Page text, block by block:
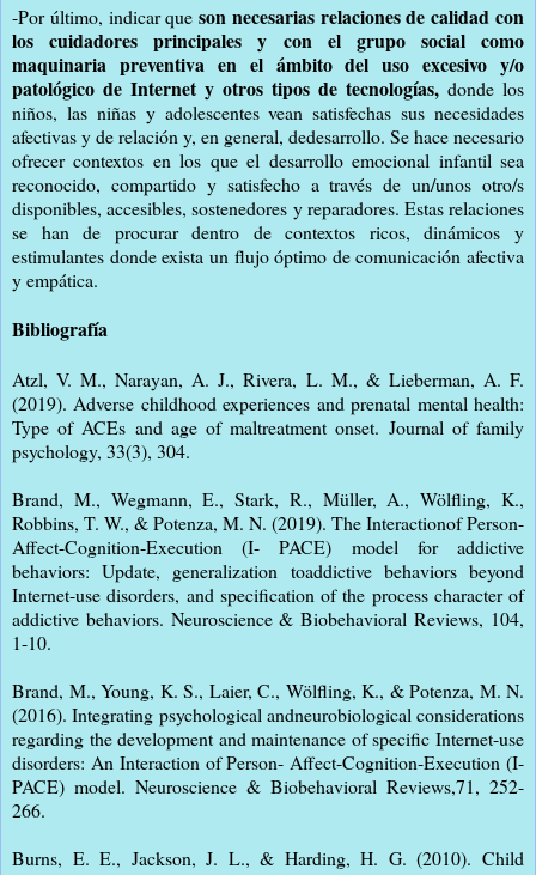
-Por último, indicar queson necesarias relaciones de calidad con
los cuidadores principales y con el grupo social como
maquinaria preventiva en el ámbito del uso excesivo y/o
patológico de Internet y otros tipos de tecnologías, donde los
niños, las niñas y adolescentes vean satisfechas sus necesidades
afectivas y de relación y, en general, dedesarrollo. Se hace necesario
ofrecer contextos en los que el desarrollo emocional infantil sea
reconocido, compartido y satisfecho a través de un/unos otro/s
disponibles, accesibles, sostenedores y reparadores. Estas relaciones
se han de procurar dentro de contextos ricos, dinámicos y
estimulantes donde exista un flujo óptimo de comunicación afectiva
y empática.
Bibliografía
Atzl, V. M., Narayan, A. J., Rivera, L. M., & Lieberman, A. F.
(2019). Adverse childhood experiences and prenatal mental health:
Type of ACEs and age of maltreatment onset. Journal of family
psychology, 33(3), 304.
Brand, M., Wegmann, E., Stark, R., Müller, A., Wölfling, K.,
Robbins, T. W., & Potenza, M. N. (2019). The Interactionof Person-
Affect-Cognition-Execution (I- PACE) model for addictive
behaviors: Update, generalization toaddictive behaviors beyond
Internet-use disorders, and specification of the process character of
addictive behaviors. Neuroscience & Biobehavioral Reviews, 104,
1-10.
Brand, M., Young, K. S., Laier, C., Wölfling, K., & Potenza, M. N.
(2016). Integrating psychological andneurobiological considerations
regarding the development and maintenance of specific Internet-use
disorders: An Interaction of Person- Affect-Cognition-Execution (I-
PACE) model. Neuroscience & Biobehavioral Reviews,71, 252-
266.
Burns, E. E., Jackson, J. L., & Harding, H. G. (2010). Child